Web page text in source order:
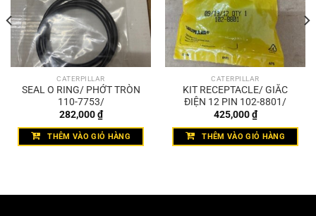
CATERPILLAR
SEAL O RING/ PHỚT TRÒN
110-7753/
282,000₫
THÊM VÀO GIỎ HÀNG
CATERPILLAR
KIT RECEPTACLE/ GIẮC
ĐIỆN 12 PIN 102-8801/
425,000₫
THÊM VÀO GIỎ HÀNG